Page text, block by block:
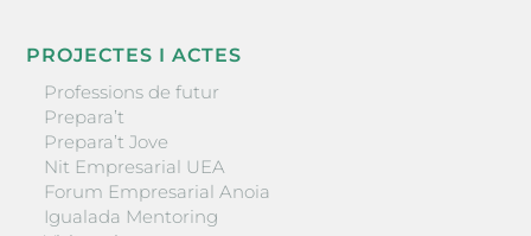
PROJECTES I ACTES
Professions de futur
Prepara’t
Prepara’t Jove
Nit Empresarial UEA
Forum Empresarial Anoia
Igualada Mentoring